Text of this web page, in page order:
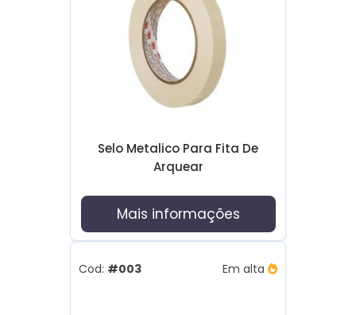
Selo Metalico Para Fita De
Arquear
Mais informações
Cod: #003 Em alta